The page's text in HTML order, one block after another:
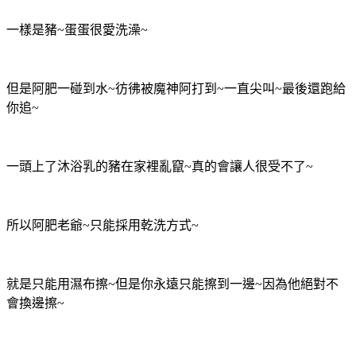
一樣是豬~蛋蛋很愛洗澡~
但是阿肥一碰到水~彷彿被魔神阿打到~一直尖叫~最後還跑給
你追~
一頭上了沐浴乳的豬在家裡亂竄~真的會讓人很受不了~
所以阿肥老爺~只能採用乾洗方式~
就是只能用濕布擦~但是你永遠只能擦到一邊~因為他絕對不
會換邊擦~